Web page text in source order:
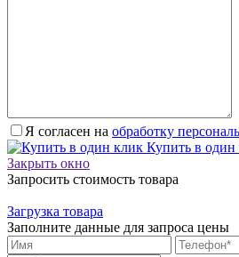
Я согласен на обработку
Купить в один
Закрыть окно
Запросить стоимость товара
Загрузка товара
Заполните данные для запроса цены